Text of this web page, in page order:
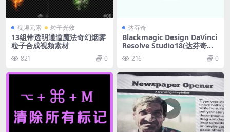
视频元素 粒子光效
13组带透明通道魔法奇幻烟雾
粒子合成视频素材
821 0
达芬奇
Blackmagic Design DaVinci
Resolve Studio18(达芬奇调
色剪辑) v18.6.4 中文版
216 0